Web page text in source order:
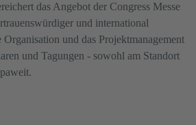
das Angebot der Congress Messe
und international
und das Projektmanagement
und Tagungen - sowohl am Standort